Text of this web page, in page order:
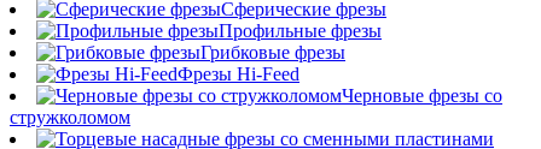
Сферические фрезы
Профильные фрезы
Грибковые фрезы
Фрезы Hi-Feed
Черновые фрезы со
стружколомом